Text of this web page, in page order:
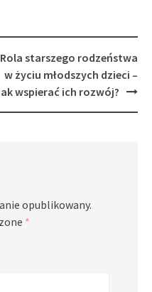
Rola starszego rodzeństwa
w życiu młodszych dzieci –
wspierać ich rozwój?
opublikowany.
*